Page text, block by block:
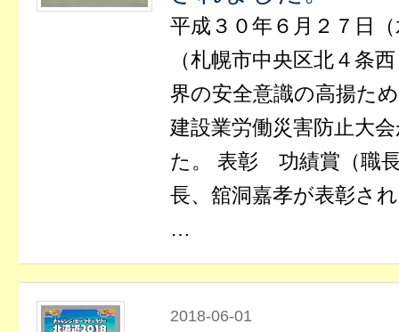
平成３０年６月２７日
（札幌市中央区北４条
界の安全意識の高揚た
建設業労働災害防止大
た。 表彰 功績賞（職
長、舘洞嘉孝が表彰さ
…
2018-06-01